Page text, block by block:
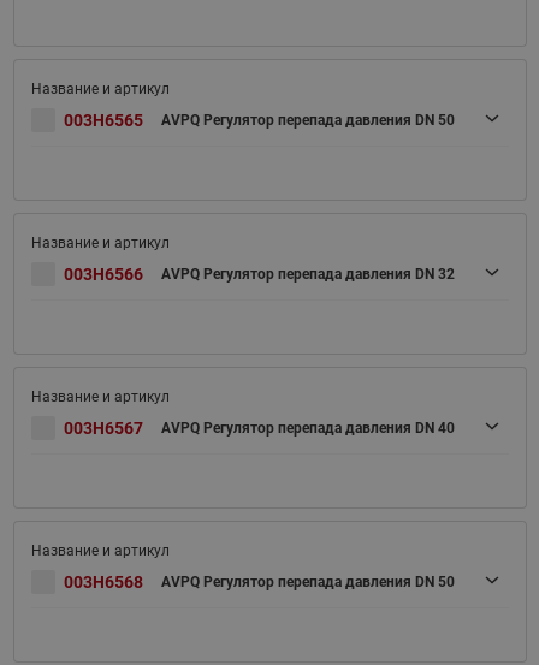
003H6565 AVPQ Регулятор перепада давления DN 50
003H6566 AVPQ Регулятор перепада давления DN 32
003H6567 AVPQ Регулятор перепада давления DN 40
003H6568 AVPQ Регулятор перепада давления DN 50